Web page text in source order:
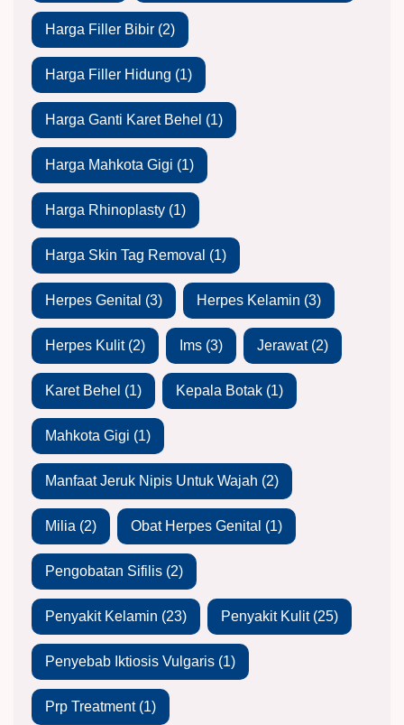
Harga Filler Bibir (2)
Harga Filler Hidung (1)
Harga Ganti Karet Behel (1)
Harga Mahkota Gigi (1)
Harga Rhinoplasty (1)
Harga Skin Tag Removal (1)
Herpes Genital (3) Herpes Kelamin (3)
Herpes Kulit(2) Ims (3) Jerawat(2)
Karet Behel (1) Kepala Botak (1)
Mahkota Gigi (1)
Manfaat Jeruk Nipis Untuk Wajah (2)
Milia (2) Obat Herpes Genital (1)
Pengobatan Sifilis (2)
Penyakit Kelamin (23) Penyakit Kulit(25)
Penyebab Iktiosis Vulgaris (1)
Prp Treatment(1)